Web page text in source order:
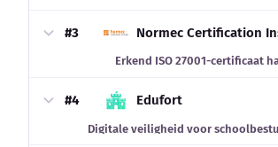
#3 Normec Certification
Erkend ISO 27001-certificaat
#4 Edufort
Digitale veiligheid voor